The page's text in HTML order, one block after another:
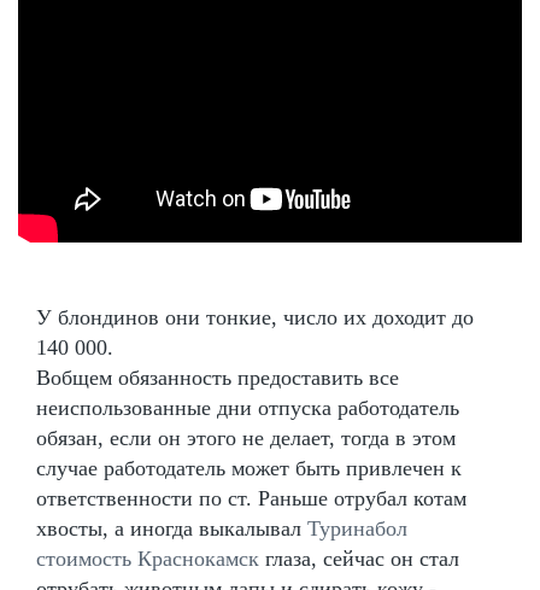
У блондинов они тонкие, число их доходит до
140 000.
Вобщем обязанность предоставить все
неиспользованные дни отпуска работодатель
обязан, если он этого не делает, тогда в этом
случае работодатель может быть привлечен к
ответственности по ст. Раньше отрубал котам
хвосты, а иногда выкалывал Туринабол
стоимость Краснокамск глаза, сейчас он стал